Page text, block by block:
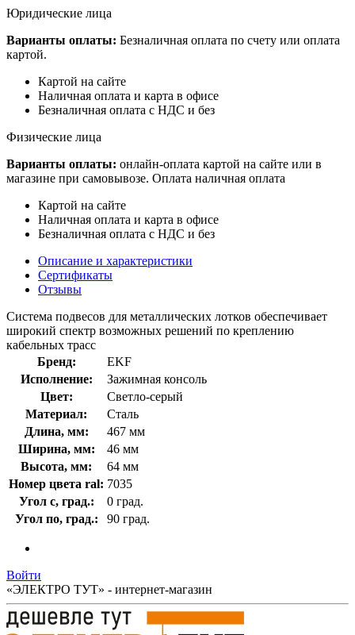
Юридические лица
Варианты оплаты: Безналичная оплата по счету или оплата
картой.
Картой на сайте
Наличная оплата и карта в офисе
Безналичная оплата с НДС и без
Физические лица
Варианты оплаты: онлайн-оплата картой на сайте или в
магазине при самовывозе. Оплата наличная оплата
Картой на сайте
Наличная оплата и карта в офисе
Безналичная оплата с НДС и без
Описание и характеристики
Сертификаты
Отзывы
Система подвесов для металлических лотков обеспечивает
широкий спектр возможных решений по креплению
кабельных трасс
Бренд:
EKF
Исполнение:
Зажимная консоль
Цвет:
Светло-серый
Материал:
Сталь
Длина, мм:
467 мм
Ширина, мм:
46 мм
Высота, мм:
64 мм
Номер цвета ral: 7035
Угол с, град.:
0 град.
Угол по, град.:
90 град.
Войти
«ЭЛЕКТРО ТУТ» - интернет-магазин